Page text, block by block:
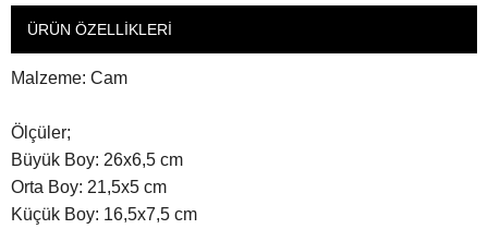
ÜRÜN ÖZELLIKLERI
Malzeme: Cam
Ölçüler;
Büyük Boy: 26x6,5 cm
Orta Boy: 21,5x5 cm
Küçük Boy: 16,5x7,5 cm